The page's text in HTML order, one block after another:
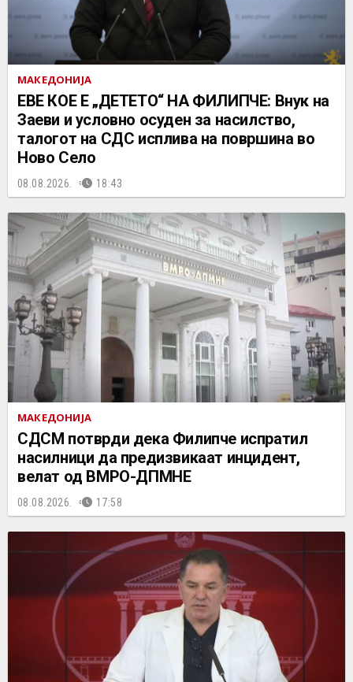
МАКЕДОНИЈА
ЕВЕ КОЕ Е „ДЕТЕТО“ НА ФИЛИПЧЕ: Внук на
Заеви и условно осуден за насилство,
талогот на СДС исплива на површина во
Ново Село
08.08.2026. 18:43
МАКЕДОНИЈА
СДСМ потврди дека Филипче испратил
насилници да предизвикаат инцидент,
велат од ВМРО-ДПМНЕ
08.08.2026. 17:58